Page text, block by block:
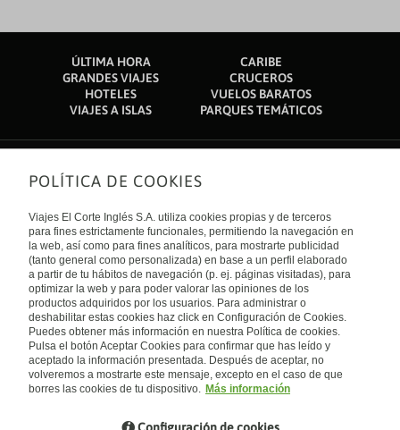
ÚLTIMA HORA
CARIBE
GRANDES VIAJES
CRUCEROS
HOTELES
VUELOS BARATOS
VIAJES A ISLAS
PARQUES TEMÁTICOS
Sobre nosotros
Quiénes somos
Financiación
Sostenibilidad
Turismo accesible
Tarjeta El Corte Inglés
Trabaja con nosotros
El Corte Inglés
Canal Ético
Enlaces de interés
Guías de viaje
Catálogos
Auto check-in
Condiciones Generales
Política de privacidad
Política de cookies
Accesibilidad
Empresas/ Grupos
Internacional
España
Visita nuestro blog
Blog de Viajes el Corte inglés
POLÍTICA DE COOKIES
Viajes El Corte Inglés S.A. utiliza cookies propias y de terceros
para fines estrictamente funcionales, permitiendo la navegación en
la web, así como para fines analíticos, para mostrarte publicidad
(tanto general como personalizada) en base a un perfil elaborado
a partir de tu hábitos de navegación (p. ej. páginas visitadas), para
optimizar la web y para poder valorar las opiniones de los
productos adquiridos por los usuarios. Para administrar o
deshabilitar estas cookies haz click en Configuración de Cookies.
Puedes obtener más información en nuestra Política de cookies.
Pulsa el botón Aceptar Cookies para confirmar que has leído y
aceptado la información presentada. Después de aceptar, no
volveremos a mostrarte este mensaje, excepto en el caso de que
borres las cookies de tu dispositivo. Más información